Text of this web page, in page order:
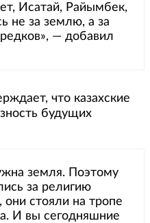
Исатай, Райымбек,
не за землю, а за
— добавил
что казахские
будущих
земля. Поэтому
за религию
стояли на тропе
И вы сегодняшние